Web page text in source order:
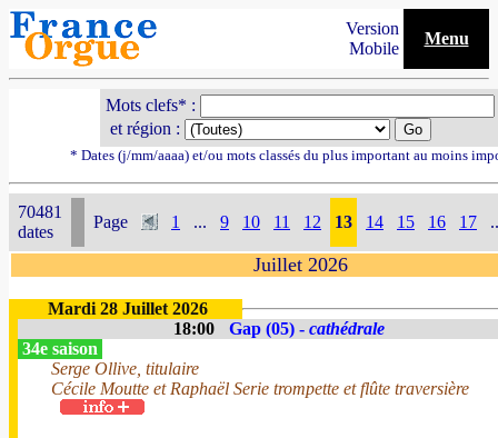
Version
Mobile
Menu
Mots clefs* :
et région :
* Dates (j/mm/aaaa) et/ou mots classés du plus important au moins
70481
dates
Page 1 ... 9 10 11 12 13 14 15 16 17
Juillet 2026
Mardi 28 Juillet 2026
18:00
Gap (05) - cathédrale
34e saison
Serge Ollive, titulaire
Cécile Moutte et Raphaël Serie trompette et flûte traversière